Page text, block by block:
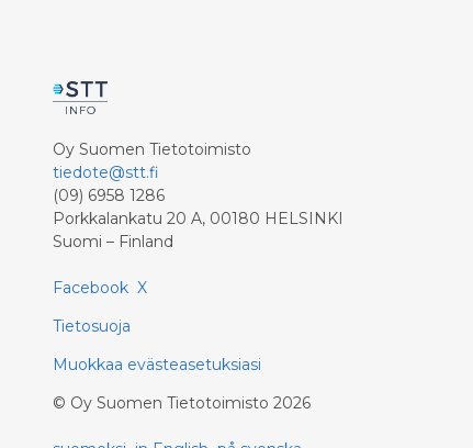
Oy Suomen Tietotoimisto
tiedote@stt.fi
(09) 6958 1286
Porkkalankatu 20 A, 00180 HELSINKI
Suomi – Finland
Facebook X
Tietosuoja
Muokkaa evästeasetuksiasi
© Oy Suomen Tietotoimisto 2026